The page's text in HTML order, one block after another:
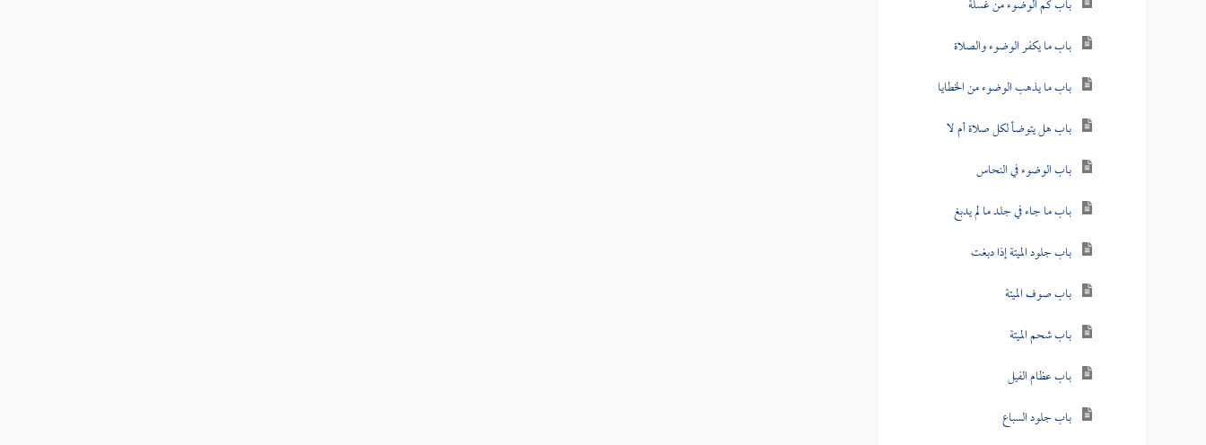
باب كم الوضوء من غسلة
باب ما يكفر الوضوء والصلاة
باب ما يذهب الوضوء من الخطايا
باب هل يتوضأ لكل صلاة أم لا
باب الوضوء في النحاس
باب ما جاء في جلد ما لم يدبغ
باب جلود الميتة إذا دبغت
باب صوف الميتة
باب شحم الميتة
باب عظام الفيل
باب جلود السباع